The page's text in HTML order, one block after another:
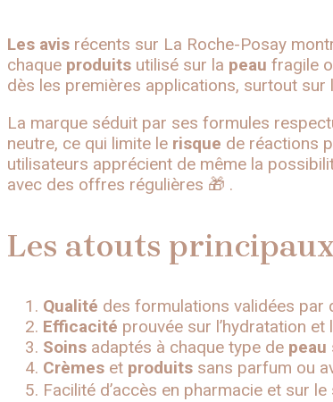
Les avis récents sur La Roche-Posay
chaque produits utilisé sur la peau fragile
dès les premières applications, surtout sur
La marque séduit par ses formules
neutre, ce qui limite le risque de réactions
utilisateurs apprécient de même la
avec des offres régulières 🎁 .
Les atouts
Qualité des formulations validées par
Efficacité prouvée sur l’hydratation
Soins adaptés à chaque type de peau
Crèmes et produits sans parfum ou
Facilité d’accès en pharmacie et sur